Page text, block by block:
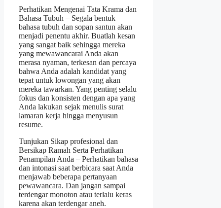
Perhatikan Mengenai Tata Krama dan
Bahasa Tubuh – Segala bentuk
bahasa tubuh dan sopan santun akan
menjadi penentu akhir. Buatlah kesan
yang sangat baik sehingga mereka
yang mewawancarai Anda akan
merasa nyaman, terkesan dan percaya
bahwa Anda adalah kandidat yang
tepat untuk lowongan yang akan
mereka tawarkan. Yang penting selalu
fokus dan konsisten dengan apa yang
Anda lakukan sejak menulis surat
lamaran kerja hingga menyusun
resume.
Tunjukan Sikap profesional dan
Bersikap Ramah Serta Perhatikan
Penampilan Anda – Perhatikan bahasa
dan intonasi saat berbicara saat Anda
menjawab beberapa pertanyaan
pewawancara. Dan jangan sampai
terdengar monoton atau terlalu keras
karena akan terdengar aneh.